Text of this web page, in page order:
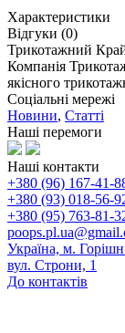
Характеристики
Відгуки (0)
Трикотажний
Компанія
якісного
Соціальні мережі
Новини, Статті
Наші перемоги
Наші контакти
+380 (96) 167-41-
+380 (93) 018-56-
+380 (95) 763-81-
Україна, м.
вул. Строни, 1
До контактів